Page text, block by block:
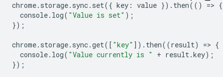
chrome. storage. sync. set({ key : value }). then(() => {
console. log( "Value is set" );
});
chrome. storage. sync.get([ "key" ]). then((result) => {
console. log( "Value currently is " + result.key);
});